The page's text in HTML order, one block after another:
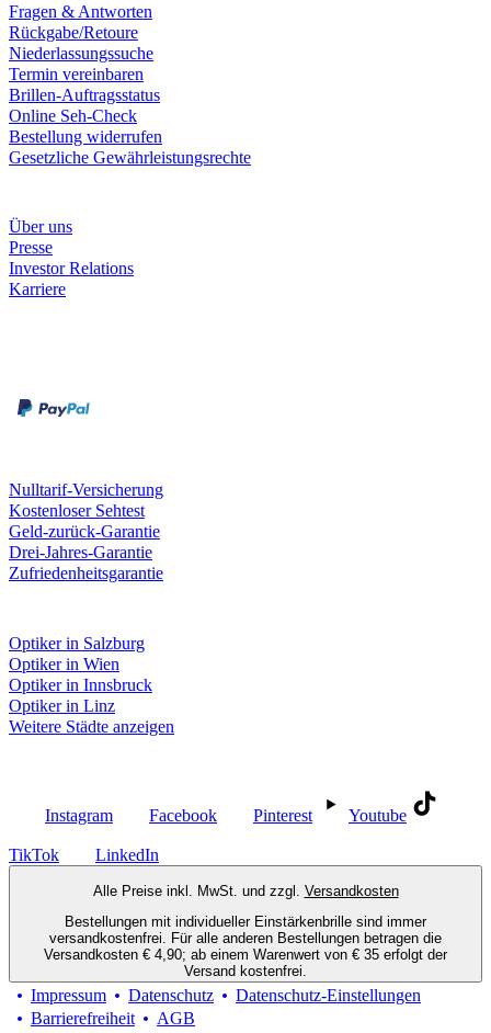
Fragen & Antworten
Rückgabe/Retoure
Niederlassungssuche
Termin vereinbaren
Brillen-Auftragsstatus
Online Seh-Check
Bestellung widerrufen
Gesetzliche Gewährleistungsrechte
Über uns
Presse
Investor Relations
Karriere
Nulltarif-Versicherung
Kostenloser Sehtest
Geld-zurück-Garantie
Drei-Jahres-Garantie
Zufriedenheitsgarantie
Optiker in Salzburg
Optiker in Wien
Optiker in Innsbruck
Optiker in Linz
Weitere Städte anzeigen
Instagram Facebook Pinterest Youtube
TikTok LinkedIn
Alle Preise inkl. MwSt. und zzgl. Versandkosten
Bestellungen mit individueller Einstärkenbrille sind immer
versandkostenfrei. Für alle anderen Bestellungen betragen die
Versandkosten € 4,90; ab einem Warenwert von € 35 erfolgt der
Versand kostenfrei.
Impressum Datenschutz
Datenschutz-Einstellungen
Barrierefreiheit
AGB